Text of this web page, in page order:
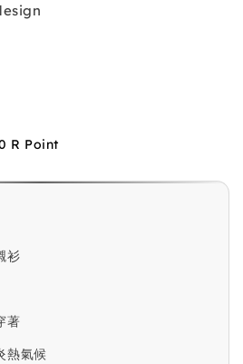
R Point
衫
著
熱氣候